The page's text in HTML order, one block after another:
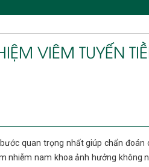
VIÊM TUYẾN
bước quan trọng nhất giúp chẩn
nhiễm nam khoa ảnh hưởng không